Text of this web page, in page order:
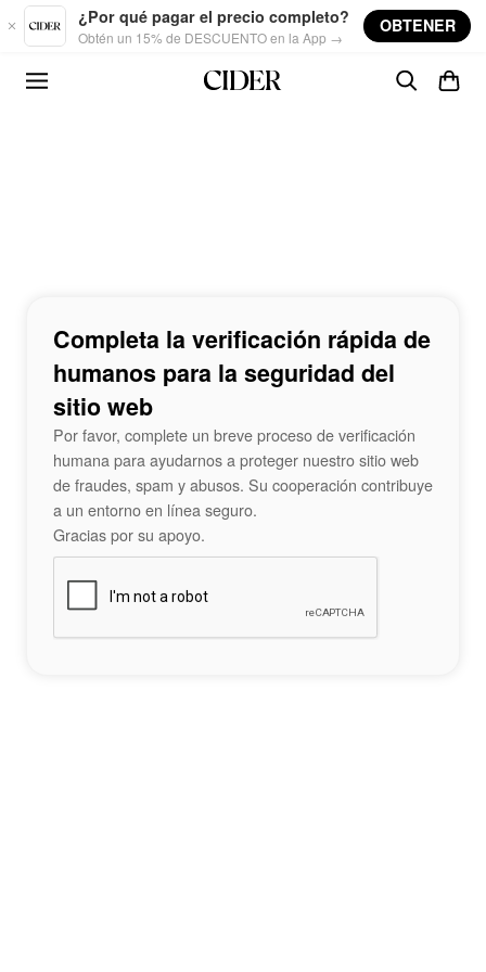
Skip to main content
¿Por qué pagar el precio completo?
Obtén un 15% de DESCUENTO en la App →
OBTENER
Completa la verificación rápida de
humanos para la seguridad del
sitio web
Por favor, complete un breve proceso de verificación
humana para ayudarnos a proteger nuestro sitio web
de fraudes, spam y abusos. Su cooperación contribuye
a un entorno en línea seguro.
Gracias por su apoyo.